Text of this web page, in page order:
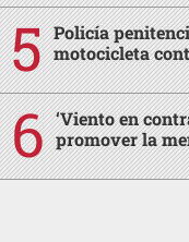
Policía
motocicleta
‘Viento en
promover la